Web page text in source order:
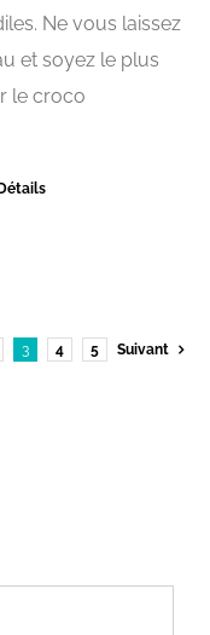
Ne vous laissez
et soyez le plus
le croco
Détails
3 4 5 Suivant